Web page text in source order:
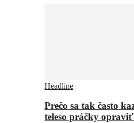
Headline
Prečo sa tak často
teleso práčky